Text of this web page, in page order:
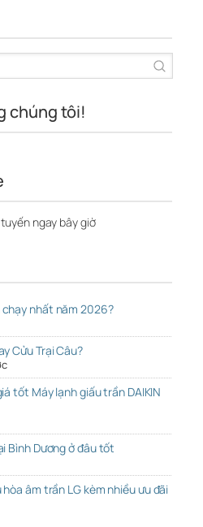
chúng tôi!
ngay bây giờ
nhất năm 2026?
Cửu Trại Câu?
tốt Máy lạnh giấu trần DAIKIN
Bình Dương ở đâu tốt
âm trần LG kèm nhiều ưu đãi